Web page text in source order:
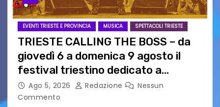
EVENTI TRIESTE E PROVINCIA MUSICA SPETTACOLI TRIESTE
TRIESTE CALLING THE BOSS – da
giovedì 6 a domenica 9 agosto il
festival triestino dedicato a
Springsteen
Ago 5, 2026 Redazione
Nessun
Commento